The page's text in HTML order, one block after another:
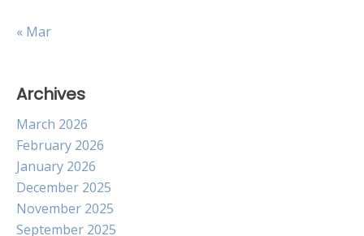
« Mar
Archives
March 2026
February 2026
January 2026
December 2025
November 2025
September 2025